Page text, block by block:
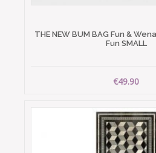
THE NEW BUM BAG Fun &
Fun SMALL
€49.90